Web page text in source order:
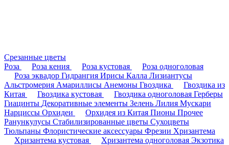
Срезанные цветы
Роза
Роза кения Роза кустовая
Роза одноголовая
Роза эквадор Гидрангия Ирисы Калла Лизиантусы
Альстромерия Амариллисы Анемоны Гвоздика
Гвоздика из
Китая
Гвоздика кустовая Гвоздика одноголовая Герберы
Гиацинты Декоративные элементы Зелень Лилия Мускари
Нарциссы Орхидеи Орхидея из Китая Пионы Прочее
Ранункулусы Стабилизированные цветы Сухоцветы
Тюльпаны Флористические аксессуары Фрезии Хризантема
Хризантема кустовая
Хризантема одноголовая Экзотика